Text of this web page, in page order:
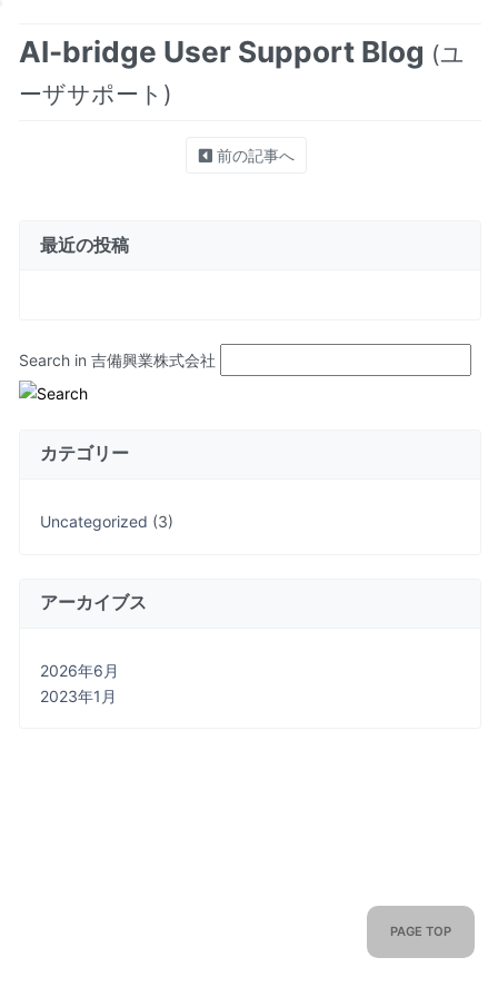
AI-bridge User Support Blog (ユ
ーザサポート)
前の記事へ
最近の投稿
Search in 吉備興業株式会社
カテゴリー
Uncategorized (3)
アーカイブス
2026年6月
2023年1月
PAGE TOP